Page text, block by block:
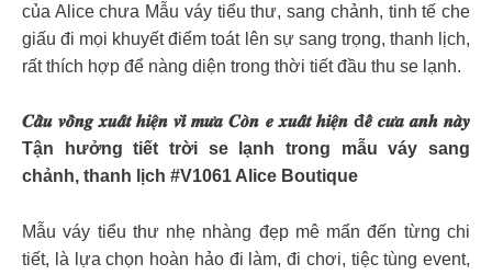
của Alice chưa Mẫu váy tiểu thư, sang chảnh, tinh tế che
giấu đi mọi khuyết điểm toát lên sự sang trọng, thanh lịch,
rất thích hợp để nàng diện trong thời tiết đầu thu se lạnh.
𝑪𝒂̂̀𝒖 𝒗𝒐̂̀𝒏𝒈 𝒙𝒖𝒂̂́𝒕 𝒉𝒊𝒆̣̂𝒏 𝒗𝒊̀ 𝒎𝒖̛𝒂 𝑪𝒐̀𝒏 𝒆 𝒙𝒖𝒂̂́𝒕 𝒉𝒊𝒆̣̂𝒏 đ𝒆̂̉ 𝒄𝒖̛𝒂 𝒂𝒏𝒉 𝒏𝒂̀𝒚
Tận hưởng tiết trời se lạnh trong mẫu váy sang
chảnh, thanh lịch #V1061 Alice Boutique
Mẫu váy tiểu thư nhẹ nhàng đẹp mê mẩn đến từng chi
tiết, là lựa chọn hoàn hảo đi làm, đi chơi, tiệc tùng event,